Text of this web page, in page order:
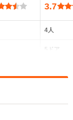
3.7
4人
5ドア
全高